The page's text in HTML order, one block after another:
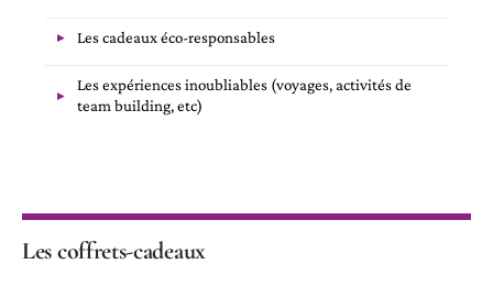
Les cadeaux éco-responsables
Les expériences inoubliables (voyages, activités de
team building, etc)
Les coffrets-cadeaux